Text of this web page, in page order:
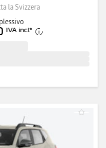
la Svizzera
IVA incl.*